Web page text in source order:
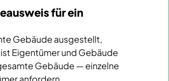
für ein
Gebäude ausgestellt,
Eigentümer und Gebäude
Gebäude — einzelne